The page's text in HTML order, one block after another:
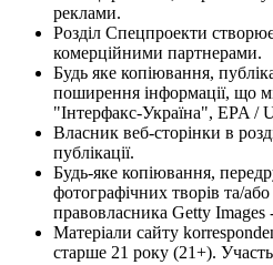
реклами.
Розділ Спецпроекти
комерційними партнерами.
Будь яке копіювання,
поширення інформації, що
"Інтерфакс-Україна", EPA /
Власник веб-сторінки в
публікації.
Будь-яке копіювання,
фотографічних творів та/або
правовласника Getty Images
Матеріали сайту
старше 21 року (21+).